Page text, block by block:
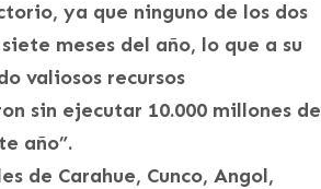
ya que ninguno de los dos
meses del año, lo que a su
valiosos recursos
sin ejecutar 10.000 millones de
año”.
de Carahue, Cunco, Angol,